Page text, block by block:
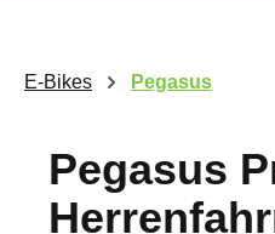
E-Bikes Pegasus
Pegasus